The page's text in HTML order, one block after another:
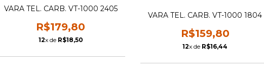
VARA TEL. CARB. VT-1000 2405
R$179,80
12x de R$18,50
VARA TEL. CARB. VT-1000 1804
R$159,80
12x de R$16,44